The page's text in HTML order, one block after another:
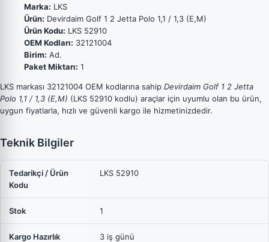
Marka: LKS
Ürün: Devirdaim Golf 1 2 Jetta Polo 1,1 / 1,3 (E,M)
Ürün Kodu: LKS 52910
OEM Kodları: 32121004
Birim: Ad.
Paket Miktarı: 1
LKS markası 32121004 OEM kodlarına sahip Devirdaim Golf 1 2 Jetta
Polo 1,1 / 1,3 (E,M) (LKS 52910 kodlu) araçlar için uyumlu olan bu ürün,
uygun fiyatlarla, hızlı ve güvenli kargo ile hizmetinizdedir.
Teknik Bilgiler
Tedarikçi / Ürün
Kodu
LKS 52910
Stok 1
Kargo Hazırlık 3 iş günü